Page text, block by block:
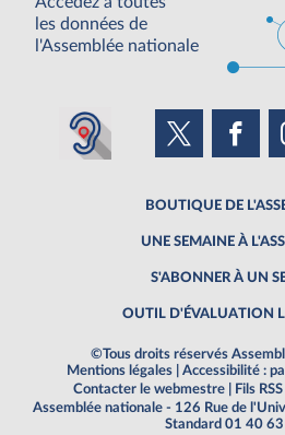
les données de
l'Assemblée nationale
BOUTIQUE DE
UNE SEMAINE À
S'ABONNER À UN
OUTIL D'ÉVALUATION
©Tous droits réservés
Mentions légales
Accessibilité :
Contacter le webmestre
Fils RSS
Assemblée nationale - 126 Rue de
Standard 01 40